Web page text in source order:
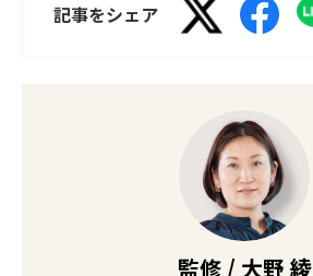
記事をシェア
監修 / 大野 綾